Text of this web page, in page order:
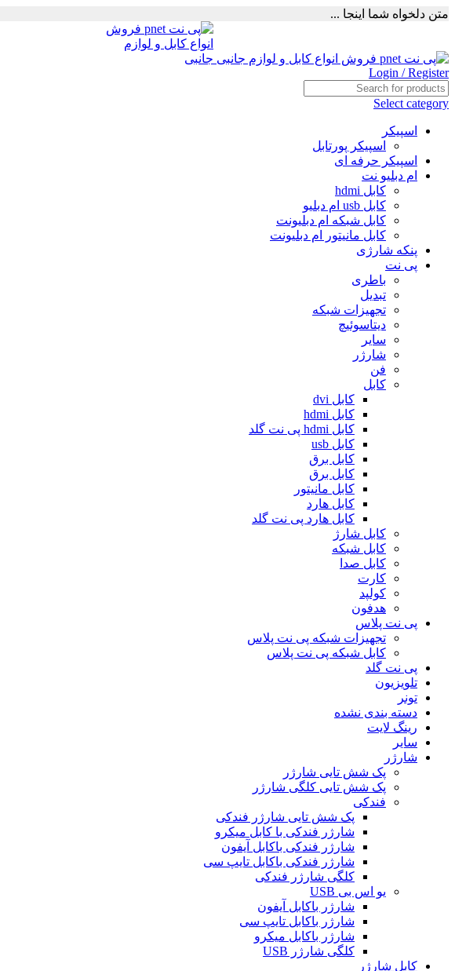
متن دلخواه شما اینجا ...
Login / Register
Select category
اسپیکر
اسپیکر پورتابل
اسپیکر حرفه ای
ام دبلیو نت
کابل hdmi
کابل usb ام دبلیو
کابل شبکه ام دبلیونت
کابل مانیتور ام دبلیونت
پنکه شارژی
پی نت
باطری
تبدیل
تجهیزات شبکه
دیتاسوئیچ
سایر
شارژر
فن
کابل
کابل dvi
کابل hdmi
کابل hdmi پی نت گلد
کابل usb
کابل برق
کابل برق
کابل مانیتور
کابل هارد
کابل هارد پی نت گلد
کابل شارژ
کابل شبکه
کابل صدا
کارت
کولپد
هدفون
پی نت پلاس
تجهیزات شبکه پی نت پلاس
کابل شبکه پی نت پلاس
پی نت گلد
تلویزیون
تونر
دسته بندی نشده
رینگ لایت
سایر
شارژر
پک شش تایی شارژر
پک شش تایی کلگی شارژر
فندکی
پک شش تایی شارژر فندکی
شارژر فندکی با کابل میکرو
شارژر فندکی باکابل آیفون
شارژر فندکی باکابل تایپ سی
کلگی شارژر فندکی
یو اس بی USB
شارژر باکابل آیفون
شارژر باکابل تایپ سی
شارژر باکابل میکرو
کلگی شارژر USB
کابل شارژر